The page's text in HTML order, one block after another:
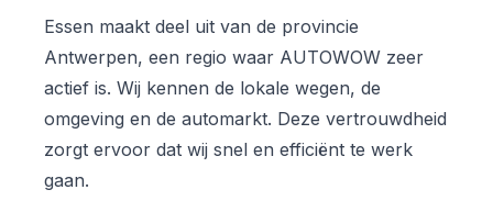
Essen maakt deel uit van de provincie
Antwerpen, een regio waar AUTOWOW zeer
actief is. Wij kennen de lokale wegen, de
omgeving en de automarkt. Deze vertrouwdheid
zorgt ervoor dat wij snel en efficiënt te werk
gaan.